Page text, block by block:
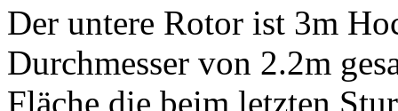
Der untere Rotor ist 3m
Durchmesser von 2.2m
Fläche die beim letzten